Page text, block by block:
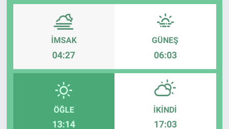
İMSAK
04:27
GÜNEŞ
06:03
ÖĞLE
13:14
İKINDI
17:03
EĞİTİM
ASTROLOJİ